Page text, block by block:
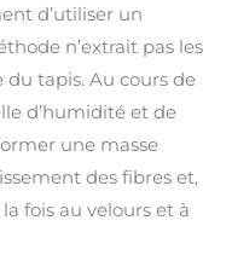
d’utiliser un
n’extrait pas les
du tapis. Au cours de
d’humidité et de
une masse
des fibres et,
fois au velours et à